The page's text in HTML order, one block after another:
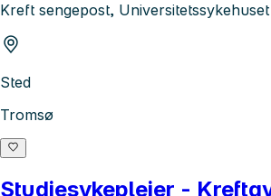
Kreft sengepost,
Sted
Tromsø
Studiesykepleier -